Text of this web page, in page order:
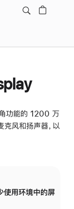
功能的 1200 万
风和扬声器，以
使用环境中的屏